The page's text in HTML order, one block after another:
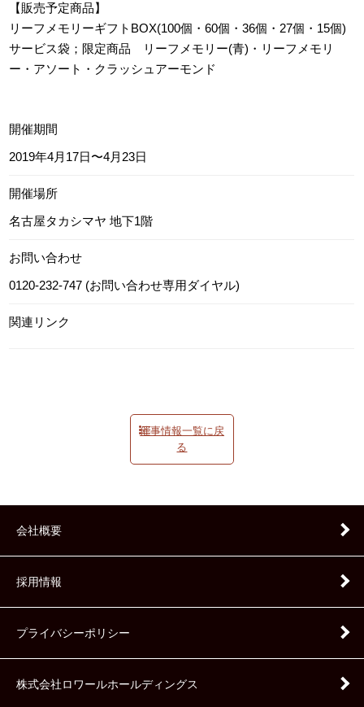
【販売予定商品】
リーフメモリーギフトBOX(100個・60個・36個・27個・15個)
サービス袋；限定商品 リーフメモリー(青)・リーフメモリ
ー・アソート・クラッシュアーモンド
開催期間
2019年4月17日〜4月23日
開催場所
名古屋タカシマヤ 地下1階
お問い合わせ
0120-232-747 (お問い合わせ専用ダイヤル)
関連リンク
催事情報一覧に戻
る
会社概要
採用情報
プライバシーポリシー
株式会社ロワールホールディングス